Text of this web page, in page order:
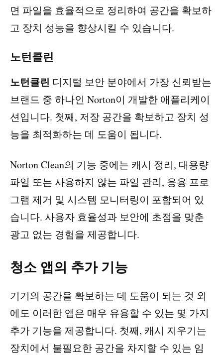
면 파일을 효율적으로 정리하여 공간을 확보하
고 장치 성능을 향상시킬 수 있습니다.
노턴클린
노턴클린 디지털 보안 분야에서 가장 신뢰받는
브랜드 중 하나인 Norton이 개발한 애플리케이
션입니다. 첫째, 저장 공간을 확보하고 장치 성
능을 최적화하는 데 도움이 됩니다.
Norton Clean의 기능 중에는 캐시 정리, 대용량
파일 또는 사용하지 않는 파일 관리, 응용 프로
그램 제거 및 시스템 모니터링이 포함되어 있
습니다. 사용자 효율성과 보안에 초점을 맞춘
광고 없는 경험을 제공합니다.
청소 앱의 추가 기능
기기의 공간을 확보하는 데 도움이 되는 것 외
에도 이러한 앱은 매우 유용할 수 있는 몇 가지
추가 기능을 제공합니다. 첫째, 캐시 지우기는
장치에서 불필요한 공간을 차지할 수 있는 임